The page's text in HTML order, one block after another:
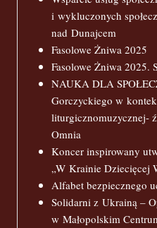
i wykluczonych
nad Dunajcem
Fasolowe Żniwa 2025
Fasolowe Żniwa 2025.
NAUKA DLA
Gorczyckiego w
liturgicznomuzycznej-
Omnia
Koncer inspirowany
„W Krainie Dziecięcej
Alfabet bezpiecznego
Solidarni z Ukrainą –
w Małopolskim